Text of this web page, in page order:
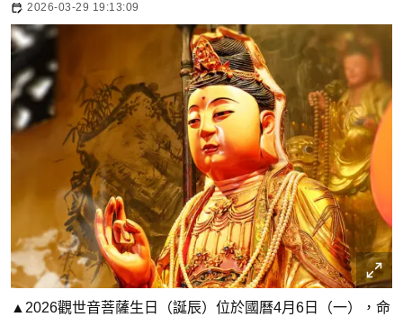
2026-03-29 19:13:09
▲2026觀世音菩薩生日（誕辰）位於國曆4月6日（一），命